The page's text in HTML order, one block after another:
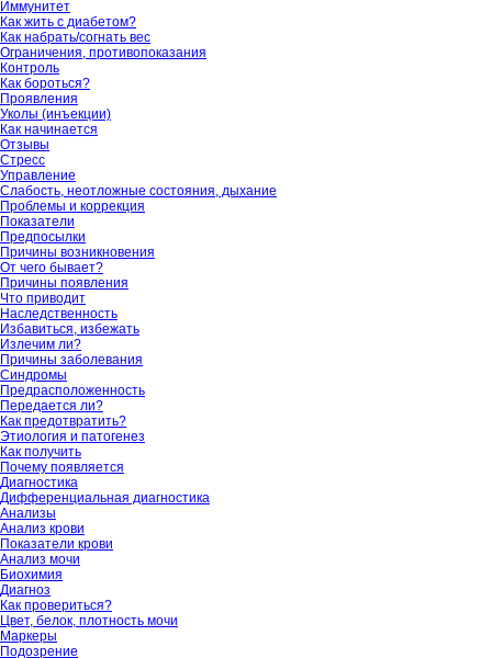
Иммунитет
Как жить с диабетом?
Как набрать/согнать вес
Ограничения, противопоказания
Контроль
Как бороться?
Проявления
Уколы (инъекции)
Как начинается
Отзывы
Стресс
Управление
Слабость, неотложные состояния, дыхание
Проблемы и коррекция
Показатели
Предпосылки
Причины возникновения
От чего бывает?
Причины появления
Что приводит
Наследственность
Избавиться, избежать
Излечим ли?
Причины заболевания
Синдромы
Предрасположенность
Передается ли?
Как предотвратить?
Этиология и патогенез
Как получить
Почему появляется
Диагностика
Дифференциальная диагностика
Анализы
Анализ крови
Показатели крови
Анализ мочи
Биохимия
Диагноз
Как провериться?
Цвет, белок, плотность мочи
Маркеры
Подозрение